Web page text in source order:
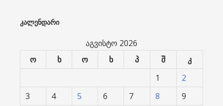
ᲙᲐᲚᲔᲜᲓᲐᲠᲘ
აგვისტო 2026
ო
ხ ო ხ პ შ კ
1
2
3
4 5 6 7 8
9